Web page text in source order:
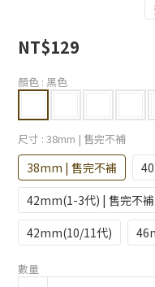
NT$129
顏色 : 黑色
尺寸 : 38mm | 售完不補
38mm | 售完不補
42mm(1-3代) | 售完不補
42mm(10/11代)
數量